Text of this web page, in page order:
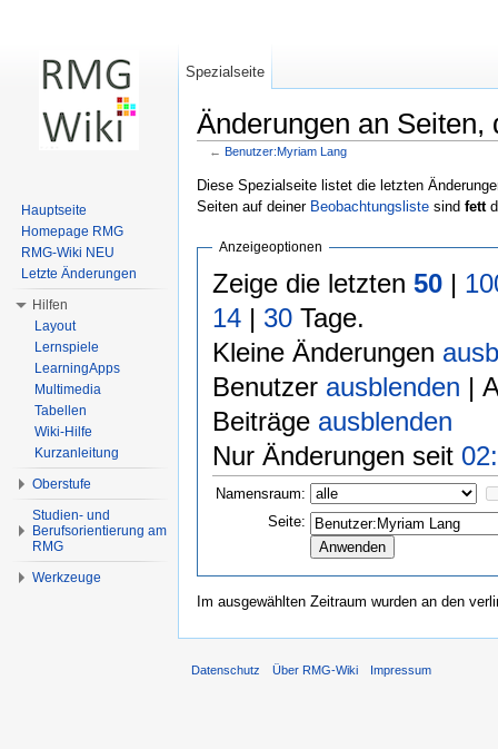
Änderungen an Seiten,
← Benutzer:Myriam Lang
Diese Spezialseite listet die letzten
Seiten auf deiner Beobachtungsliste sind fett
Anzeigeoptionen
Zeige die letzten 50|
14| 30Tage.
Kleine Änderungen
Benutzer ausblenden |
Beiträge ausblenden
Nur Änderungen seit
Namensraum:
Seite:
Im ausgewählten Zeitraum wurden an den
Spezialseite
Hauptseite
Homepage RMG
RMG-Wiki NEU
Letzte Änderungen
Hilfen
Layout
Lernspiele
LearningApps
Multimedia
Tabellen
Wiki-Hilfe
Kurzanleitung
Oberstufe
Studien- und
Berufsorientierung am
RMG
Werkzeuge
Datenschutz Über RMG-Wiki Impressum